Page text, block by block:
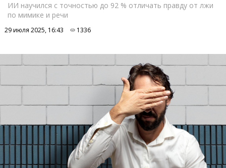
А
Б
П
Р
С
ИИ научился с точностью до 92 % отличать правду от лжи
по мимике и речи
29 июля 2025, 16:43 1336